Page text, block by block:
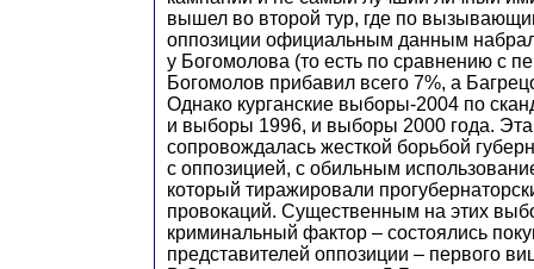
вышел во второй тур, где по
оппозиции официальным данным
у Богомолова (то есть по сравнению с
Богомолов прибавил всего 7%, а
Однако курганские выборы-2004 по
и выборы 1996, и выборы 2000 года.
сопровождалась жесткой борьбой
с оппозицией, с обильным
который тиражировали
провокаций. Существенным на этих
криминальный фактор – состоялись
представителей оппозиции – первого